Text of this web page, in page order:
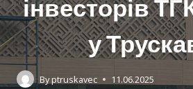
інвесторів
у
Byptruskavec 11.06.2025